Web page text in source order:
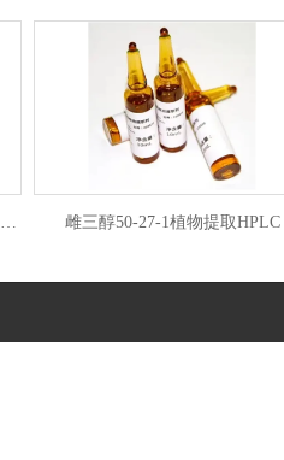
α-松油醇（S）10482-56-1植物提取HPLC 雌三醇50-27-1植物提取HPLC